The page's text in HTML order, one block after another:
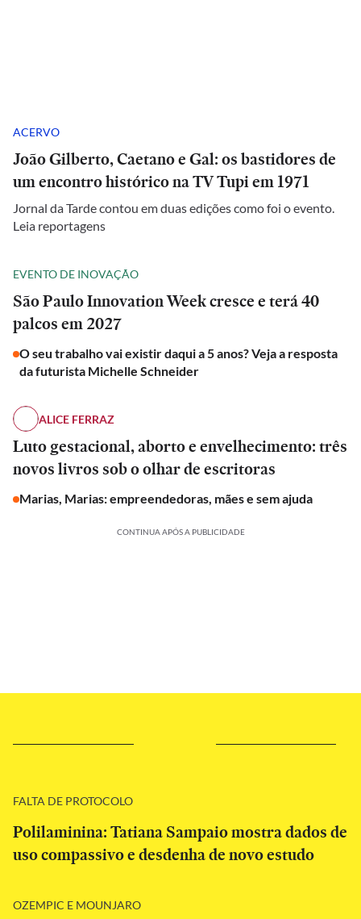
ACERVO
João Gilberto, Caetano e Gal: os bastidores de
um encontro histórico na TV Tupi em 1971
Jornal da Tarde contou em duas edições como foi o evento.
Leia reportagens
EVENTO DE INOVAÇÃO
São Paulo Innovation Week cresce e terá 40
palcos em 2027
O seu trabalho vai existir daqui a 5 anos? Veja a resposta
da futurista Michelle Schneider
ALICE FERRAZ
Luto gestacional, aborto e envelhecimento: três
novos livros sob o olhar de escritoras
Marias, Marias: empreendedoras, mães e sem ajuda
CONTINUA APÓS A PUBLICIDADE
FALTA DE PROTOCOLO
Polilaminina: Tatiana Sampaio mostra dados de
uso compassivo e desdenha de novo estudo
OZEMPIC E MOUNJARO